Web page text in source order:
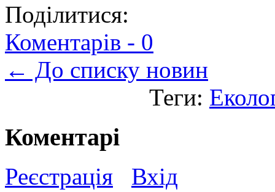
Поділитися:
Коментарів - 0
← До списку новин
Теги:
Коментарі
Реєстрація Вхід